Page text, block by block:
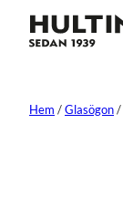
Hem /Glasögon/